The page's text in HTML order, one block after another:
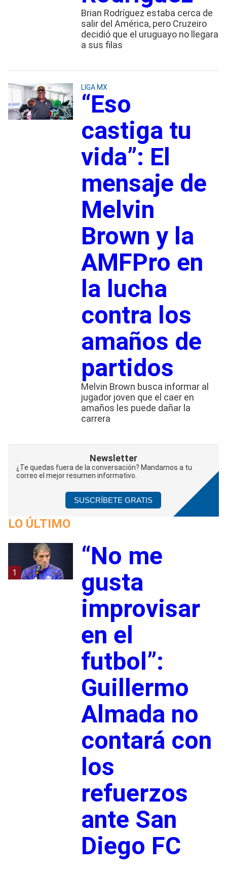
Brian Rodríguez estaba cerca de
salir del América, pero Cruzeiro
decidió que el uruguayo no llegara
a sus filas
LIGA MX
“Eso
castiga tu
vida”: El
mensaje de
Melvin
Brown y la
AMFPro en
la lucha
contra los
amaños de
partidos
Melvin Brown busca informar al
jugador joven que el caer en
amaños les puede dañar la
carrera
Newsletter
¿Te quedas fuera de la conversación? Mandamos a tu
correo el mejor resumen informativo.
SUSCRÍBETE GRATIS
LO ÚLTIMO
1
“No me
gusta
improvisar
en el
futbol”:
Guillermo
Almada no
contará con
los
refuerzos
ante San
Diego FC